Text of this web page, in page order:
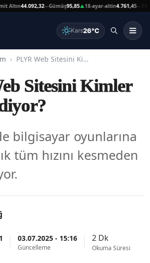
44.092,32—Gümüş95,85▲18-ayar-altin4.761,45—14-
Kars26°C
PLYR Web Sitesini Kimler Tercih Ediyor?
Sitesini Kimler
bilgisayar oyunlarına
tüm hızını kesmeden
03.07.2025 - 15:16
Güncelleme
2 Dk
Okuma Süresi